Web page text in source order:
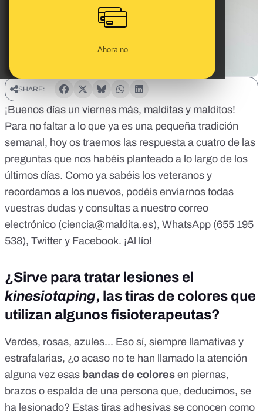
Ahora no
SHARE:
¡Buenos días un viernes más, malditas y malditos!
Para no faltar a lo que ya es una pequeña tradición
semanal, hoy os traemos las respuesta a cuatro de las
preguntas que nos habéis planteado a lo largo de los
últimos días. Como ya sabéis los veteranos y
recordamos a los nuevos, podéis enviarnos todas
vuestras dudas y consultas a nuestro correo
electrónico (ciencia@maldita.es), WhatsApp (655 195
538), Twitter y Facebook. ¡Al lío!
¿Sirve para tratar lesiones el
kinesiotaping, las tiras de colores que
utilizan algunos fisioterapeutas?
Verdes, rosas, azules... Eso sí, siempre llamativas y
estrafalarias, ¿o acaso no te han llamado la atención
alguna vez esas bandas de colores en piernas,
brazos o espalda de una persona que, deducimos, se
ha lesionado? Estas tiras adhesivas se conocen como